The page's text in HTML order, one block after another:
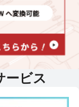
ービス